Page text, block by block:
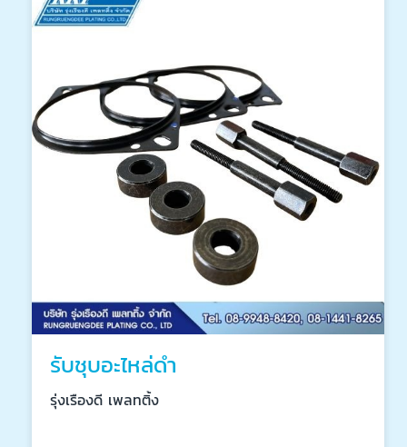
รับชุบอะไหล่ดำ
รุ่งเรืองดี เพลทติ้ง